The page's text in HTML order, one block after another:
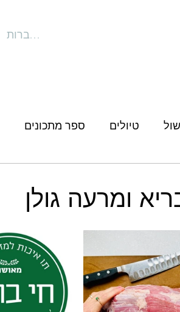
להתחברות
טיולים ספר מתכונים
ומרעה גולן